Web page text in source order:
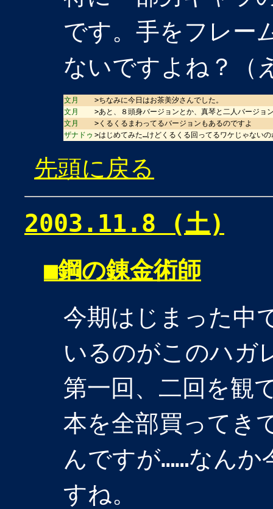
です。手をフレー
ないですよね？（
文月
>ちなみに今日はお茶美汐さんでした。
文月
>あと、８頭身バージョンとか、真琴と二人バージョ
文月
>くるくるまわってるバージョンもあるのですよ
ザナドゥ >はじめてみた…けどくるくる回ってるワケじゃないの
先頭に戻る
2003.11.8 (土)
■鋼の錬金術師
今期はじまった中
いるのがこのハガ
第一回、二回を観
本を全部買ってき
んですが……なんか
すね。